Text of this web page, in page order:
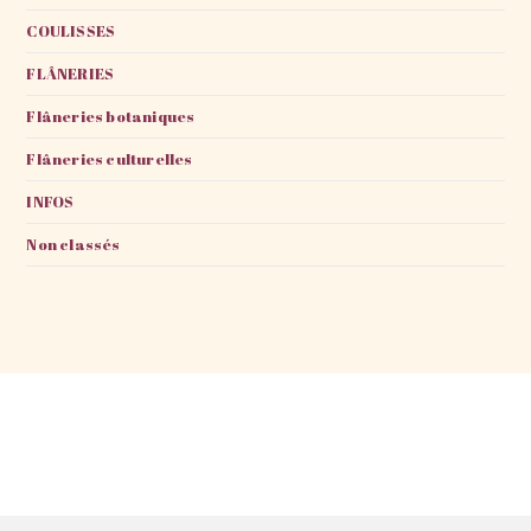
COULISSES
FLÂNERIES
Flâneries botaniques
Flâneries culturelles
INFOS
Non classés